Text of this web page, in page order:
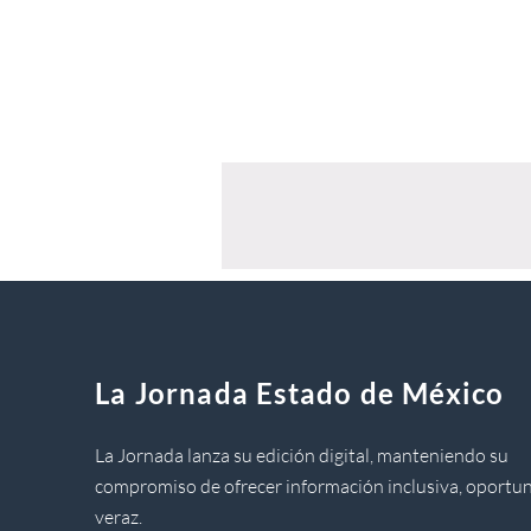
La Jornada Estado de México
La Jornada lanza su edición digital, manteniendo su
compromiso de ofrecer información inclusiva,
veraz.